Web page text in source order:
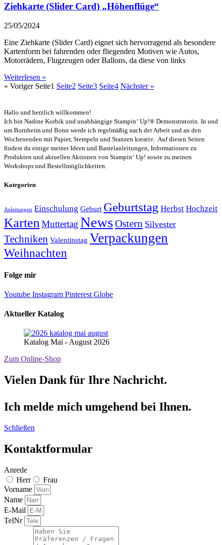
Ziehkarte (Slider Card) „Höhenflüge“
25/05/2024
Eine Ziehkarte (Slider Card) eignet sich hervorragend als besondere
Kartenform bei fahrenden oder fliegenden Motiven wie Autos,
Motorrädern, Flugzeugen oder Ballons, da diese von links
Weiterlesen »
« Voriger Seite1 Seite2 Seite3 Seite4 Nächster »
Hallo und herzlich willkommen!
Ich bin Nadine Korbik und unabhängige Stampin‘ Up!® Demonstratorin. In und
um Bornheim und Bonn werde ich regelmäßig nach der Arbeit und an den
Wochenenden mit Papier, Stempeln und Stanzen kreativ. Auf diesen Seiten
findest du einige meiner Ideen und Bastelanleitungen, Informationen zu
Produkten und aktuellen Aktionen von Stampin‘ Up! sowie zu meinen
Workshops und Bestellmöglichkeiten.
Kategorien
Anleitungen Einschulung Geburt Geburtstag Herbst Hochzeit
KartenMuttertag NewsOstern Silvester
Techniken Valentinstag Verpackungen
Weihnachten
Folge mir
Youtube Instagram Pinterest Globe
Aktueller Katalog
Katalog Mai - August 2026
Zum Online-Shop
Vielen Dank für Ihre Nachricht.
Ich melde mich umgehend bei Ihnen.
Schließen
Kontaktformular
Anrede
Herr
Frau
Vorname
Name
E-Mail
TelNr